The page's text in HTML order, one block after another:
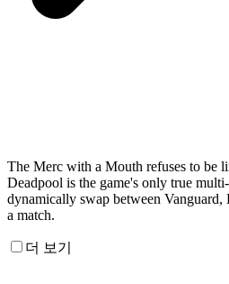
The Merc with a Mouth refuses to be
Deadpool is the game's only true
dynamically swap between Vanguard,
a match.
더 보기